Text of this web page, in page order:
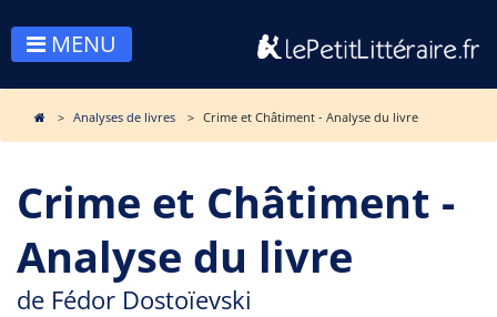
MENU
Analyses de livres Crime et Châtiment - Analyse du livre
Crime et Châtiment -
Analyse du livre
de Fédor Dostoïevski